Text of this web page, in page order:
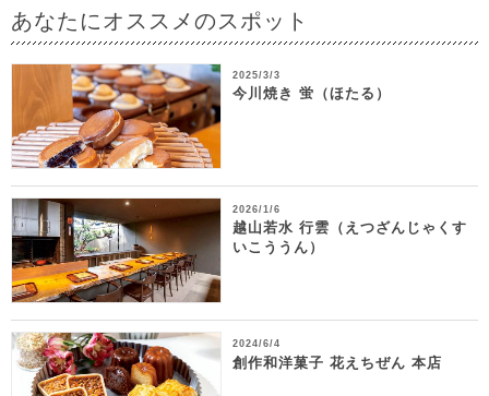
あなたにオススメのスポット
2025/3/3
今川焼き 蛍（ほたる）
2026/1/6
越山若水 行雲（えつざんじゃくす
いこううん）
2024/6/4
創作和洋菓子 花えちぜん 本店